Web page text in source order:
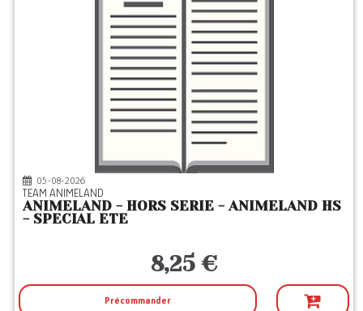
05-08-2026
TEAM ANIMELAND
ANIMELAND - HORS SERIE - ANIMELAND HS
- SPECIAL ETE
8,25 €
Précommander